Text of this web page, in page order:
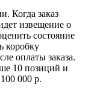
Когда заказ
извещение о
состояние
коробку
оплаты заказа.
10 позиций и
000 р.